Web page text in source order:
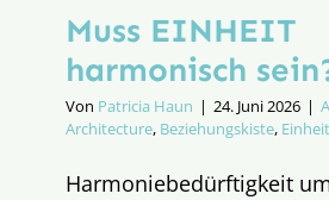
Muss EINHEIT
harmonisch
Von Patricia Haun | 24. Juni 2026 |
Architecture, Beziehungskiste, Einheit
Harmoniebedürftigkeit